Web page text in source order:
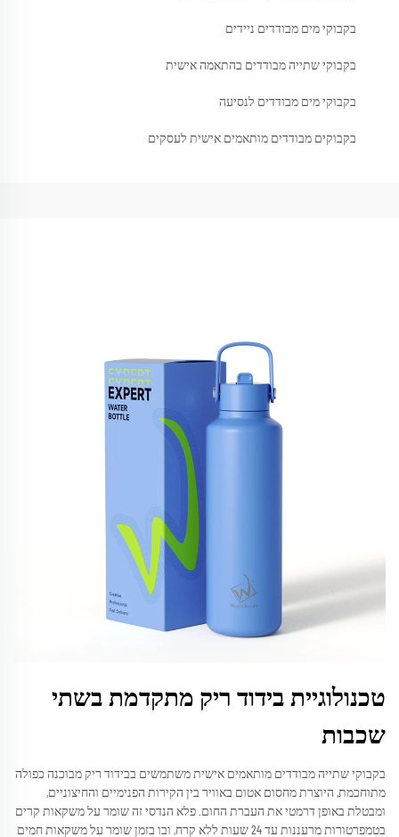
בקבוקי מים מבודדים ניידים
בקבוקי שתייה מבודדים בהתאמה אישית
בקבוקי מים מבודדים לנסיעה
בקבוקים מבודדים מותאמים אישית לעסקים
טכנולוגיית בידוד ריק מתקדמת בשתי
שכבות
בקבוקי שתייה מבודדים מותאמים אישית משתמשים בבידוד ריק מבוכנה כפולה
מתוחכמת, היוצרת מחסום אטום באוויר בין הקירות הפנימיים והחיצוניים,
ומבטלת באופן דרמטי את העברת החום. פלא הנדסי זה שומר על משקאות קרים
בטמפרטורות מרעננות עד 24 שעות ללא קרח, ובו בזמן שומר על משקאות חמים